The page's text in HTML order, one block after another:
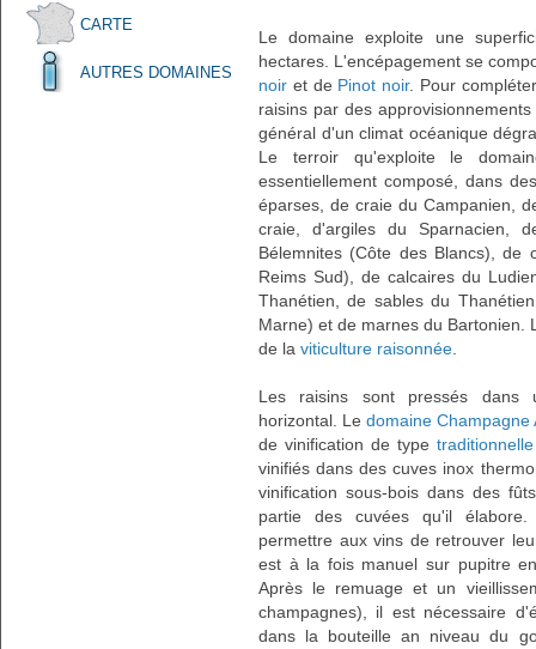
CARTE
AUTRES DOMAINES
Le domaine exploite une
hectares. L'encépagement se
noir et de Pinot noir. Pour
raisins par des
général d'un climat océanique
Le terroir qu'exploite le
essentiellement composé, dans
éparses, de craie du Campanien,
craie, d'argiles du Sparnacien,
Bélemnites (Côte des Blancs), de
Reims Sud), de calcaires du
Thanétien, de sables du
Marne) et de marnes du Bartonien.
de la viticulture raisonnée
Les raisins sont pressés dans
horizontal. Ledomaine Champagne
de vinification de type
vinifiés dans des cuves inox
vinification sous-bois dans des
partie des cuvées qu'il
permettre aux vins de retrouver
est à la fois manuel sur pupitre
Après le remuage et un
champagnes), il est nécessaire
dans la bouteille an niveau du